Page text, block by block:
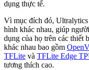
dụng thực tế.
Vì mục đích đó,
hình khác nhau, giúp
dụng của họ trên các thiết
khác nhau bao gồm
TFLite và TFLite Edge
tương thích cao.